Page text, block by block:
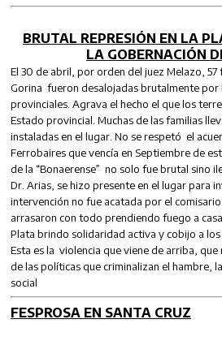
BRUTAL REPRESIÓN EN LA
LA GOBERNACIÓN
El 30 de abril, por orden del juez Melazo,
Gorina fueron desalojadas brutalmente por
provinciales. Agrava el hecho el que los
Estado provincial. Muchas de las familias
instaladas en el lugar. No se respetó el
Ferrobaires que vencía en Septiembre de
de la “Bonaerense” no solo fue brutal sino
Dr. Arias, se hizo presente en el lugar para
intervención no fue acatada por el
arrasaron con todo prendiendo fuego a
Plata brindo solidaridad activa y cobijo a los
Esta es la violencia que viene de arriba,
de las políticas que criminalizan el hambre,
social
FESPROSA EN SANTA CRUZ